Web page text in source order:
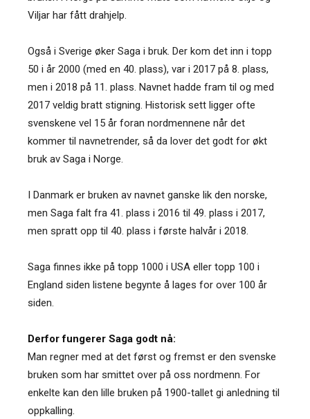
Viljar har fått drahjelp.
Også i Sverige øker Saga i bruk. Der kom det inn i topp
50 i år 2000 (med en 40. plass), var i 2017 på 8. plass,
men i 2018 på 11. plass. Navnet hadde fram til og med
2017 veldig bratt stigning. Historisk sett ligger ofte
svenskene vel 15 år foran nordmennene når det
kommer til navnetrender, så da lover det godt for økt
bruk av Saga i Norge.
I Danmark er bruken av navnet ganske lik den norske,
men Saga falt fra 41. plass i 2016 til 49. plass i 2017,
men spratt opp til 40. plass i første halvår i 2018.
Saga finnes ikke på topp 1000 i USA eller topp 100 i
England siden listene begynte å lages for over 100 år
siden.
Derfor fungerer Saga godt nå:
Man regner med at det først og fremst er den svenske
bruken som har smittet over på oss nordmenn. For
enkelte kan den lille bruken på 1900-tallet gi anledning til
oppkalling.